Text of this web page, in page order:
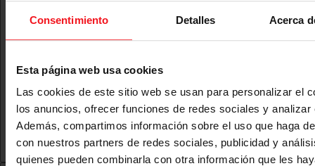
Consentimiento Detalles Acerca
Esta página web usa cookies
Las cookies de este sitio web se usan para personalizar el
los anuncios, ofrecer funciones de redes sociales y analizar
Además, compartimos información sobre el uso que haga
con nuestros partners de redes sociales, publicidad y
quienes pueden combinarla con otra información que les